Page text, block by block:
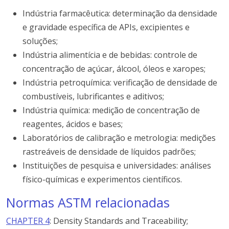
Indústria farmacêutica: determinação da densidade
e gravidade específica de APIs, excipientes e
soluções;
Indústria alimentícia e de bebidas: controle de
concentração de açúcar, álcool, óleos e xaropes;
Indústria petroquímica: verificação de densidade de
combustíveis, lubrificantes e aditivos;
Indústria química: medição de concentração de
reagentes, ácidos e bases;
Laboratórios de calibração e metrologia: medições
rastreáveis de densidade de líquidos padrões;
Instituições de pesquisa e universidades: análises
físico-químicas e experimentos científicos.
Normas ASTM relacionadas
CHAPTER 4: Density Standards and Traceability;